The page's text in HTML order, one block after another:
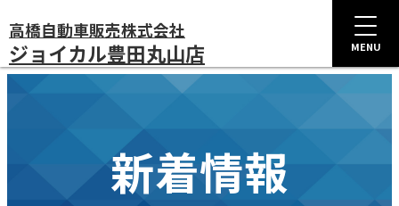
高橋自動車販売株式会社
ジョイカル豊田丸山店 MENU
新着情報